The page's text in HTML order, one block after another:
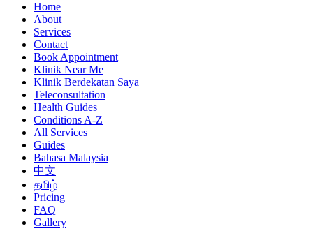
Home
About
Services
Contact
Book Appointment
Klinik Near Me
Klinik Berdekatan Saya
Teleconsultation
Health Guides
Conditions A-Z
All Services
Guides
Bahasa Malaysia
中文
தமிழ்
Pricing
FAQ
Gallery